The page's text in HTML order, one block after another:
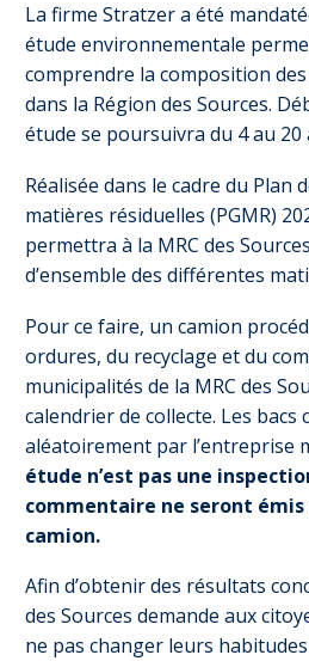
La firme Stratzer a été
étude environnementale
comprendre la composition
dans la Région des Sources.
étude se poursuivra du 4 au 20
Réalisée dans le cadre du Plan
matières résiduelles (PGMR)
permettra à la MRC des
d’ensemble des différentes
Pour ce faire, un camion
ordures, du recyclage et du
municipalités de la MRC des
calendrier de collecte. Les
aléatoirement par l’entreprise
étude n’est pas une
commentaire ne seront émis
camion.
Afin d’obtenir des résultats
des Sources demande aux
ne pas changer leurs